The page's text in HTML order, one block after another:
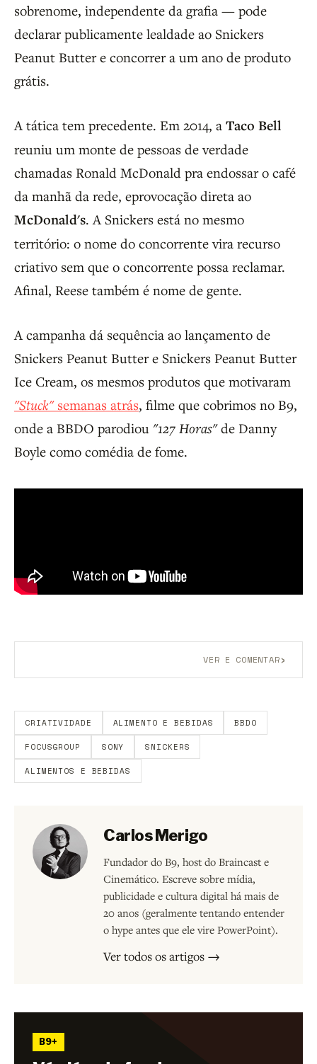
sobrenome, independente da grafia — pode
declarar publicamente lealdade ao Snickers
Peanut Butter e concorrer a um ano de produto
grátis.
A tática tem precedente. Em 2014, a Taco Bell
reuniu um monte de pessoas de verdade
chamadas Ronald McDonald pra endossar o café
da manhã da rede, eprovocação direta ao
McDonald's. A Snickers está no mesmo
território: o nome do concorrente vira recurso
criativo sem que o concorrente possa reclamar.
Afinal, Reese também é nome de gente.
A campanha dá sequência ao lançamento de
Snickers Peanut Butter e Snickers Peanut Butter
Ice Cream, os mesmos produtos que motivaram
"Stuck"semanas atrás, filme que cobrimos no B9,
onde a BBDO parodiou "127 Horas"de Danny
Boyle como comédia de fome.
VER E COMENTAR›
CRIATIVIDADE ALIMENTO E BEBIDAS BBDO
FOCUSGROUP SONY SNICKERS
ALIMENTOS E BEBIDAS
Carlos Merigo
Fundador do B9, host do Braincast e
Cinemático. Escreve sobre mídia,
publicidade e cultura digital há mais de
20 anos (geralmente tentando entender
o hype antes que ele vire PowerPoint).
Ver todos os artigos →
B9+